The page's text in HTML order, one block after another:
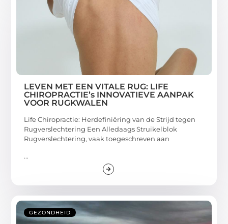
LEVEN MET EEN VITALE RUG: LIFE
CHIROPRACTIE’s INNOVATIEVE AANPAK
VOOR RUGKWALEN
Life Chiropractie: Herdefiniëring van de Strijd tegen
Rugverslechtering Een Alledaags Struikelblok
Rugverslechtering, vaak toegeschreven aan
...
GEZONDHEID